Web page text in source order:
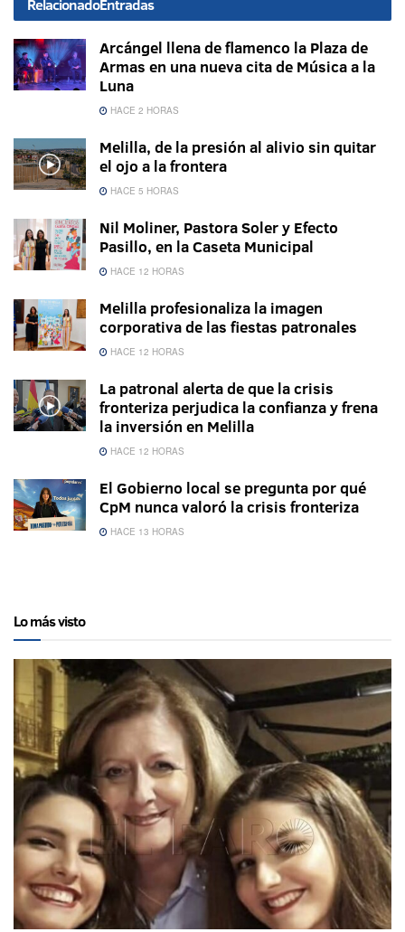
RelacionadoEntradas
Arcángel llena de flamenco la Plaza de
Armas en una nueva cita de Música a la
Luna
HACE 2 HORAS
Melilla, de la presión al alivio sin quitar
el ojo a la frontera
HACE 5 HORAS
Nil Moliner, Pastora Soler y Efecto
Pasillo, en la Caseta Municipal
HACE 12 HORAS
Melilla profesionaliza la imagen
corporativa de las fiestas patronales
HACE 12 HORAS
La patronal alerta de que la crisis
fronteriza perjudica la confianza y frena
la inversión en Melilla
HACE 12 HORAS
El Gobierno local se pregunta por qué
CpM nunca valoró la crisis fronteriza
HACE 13 HORAS
Lo más visto